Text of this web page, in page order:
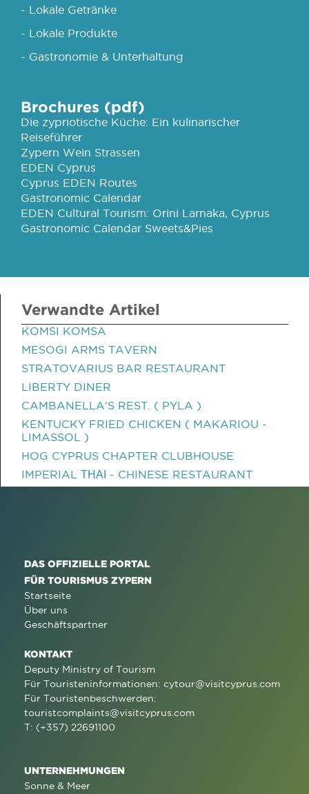
- Lokale Getränke
- Lokale Produkte
- Gastronomie & Unterhaltung
Brochures (pdf)
Die zypriotische Küche: Ein kulinarischer
Reiseführer
Zypern Wein Strassen
EDEN Cyprus
Cyprus EDEN Routes
Gastronomic Calendar
EDEN Cultural Tourism: Orini Larnaka, Cyprus
Gastronomic Calendar Sweets&Pies
Verwandte Artikel
KOMSI KOMSA
MESOGI ARMS TAVERN
STRATOVARIUS BAR RESTAURANT
LIBERTY DINER
CAMBANELLA'S REST. ( PYLA )
KENTUCKY FRIED CHICKEN ( MAKARIOU -
LIMASSOL )
HOG CYPRUS CHAPTER CLUBHOUSE
IMPERIAL ΤΗΑΙ - CHINESE RESTAURANT
DAS OFFIZIELLE PORTAL
FÜR TOURISMUS ZYPERN
Startseite
Über uns
Geschäftspartner
KONTAKT
Deputy Ministry of Tourism
Für Touristeninformationen: cytour@visitcyprus.com
Für Touristenbeschwerden:
touristcomplaints@visitcyprus.com
T: (+357) 22691100
UNTERNEHMUNGEN
Sonne & Meer